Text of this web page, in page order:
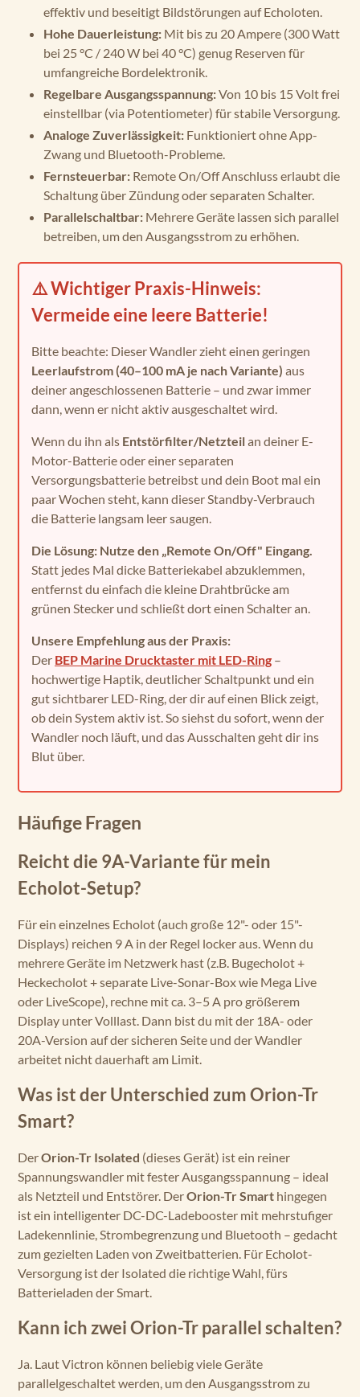
effektiv und beseitigt Bildstörungen auf Echoloten.
Hohe Dauerleistung: Mit bis zu 20 Ampere (300 Watt
bei 25 °C / 240 W bei 40 °C) genug Reserven für
umfangreiche Bordelektronik.
Regelbare Ausgangsspannung:Von 10 bis 15 Volt frei
einstellbar (via Potentiometer) für stabile Versorgung.
Analoge Zuverlässigkeit: Funktioniert ohne App-
Zwang und Bluetooth-Probleme.
Fernsteuerbar: Remote On/Off Anschluss erlaubt die
Schaltung über Zündung oder separaten Schalter.
Parallelschaltbar: Mehrere Geräte lassen sich parallel
betreiben, um den Ausgangsstrom zu erhöhen.
⚠️ Wichtiger Praxis-Hinweis:
Vermeide eine leere Batterie!
Bitte beachte: Dieser Wandler zieht einen geringen
Leerlaufstrom (40–100 mA je nach Variante) aus
deiner angeschlossenen Batterie – und zwar immer
dann, wenn er nicht aktiv ausgeschaltet wird.
Wenn du ihn als Entstörfilter/Netzteilan deiner E-
Motor-Batterie oder einer separaten
Versorgungsbatterie betreibst und dein Boot mal ein
paar Wochen steht, kann dieser Standby-Verbrauch
die Batterie langsam leer saugen.
Die Lösung: Nutze den „Remote On/Off" Eingang.
Statt jedes Mal dicke Batteriekabel abzuklemmen,
entfernst du einfach die kleine Drahtbrücke am
grünen Stecker und schließt dort einen Schalter an.
Unsere Empfehlung aus der Praxis:
Der BEP Marine Drucktaster mit LED-Ring –
hochwertige Haptik, deutlicher Schaltpunkt und ein
gut sichtbarer LED-Ring, der dir auf einen Blick zeigt,
ob dein System aktiv ist. So siehst du sofort, wenn der
Wandler noch läuft, und das Ausschalten geht dir ins
Blut über.
Häufige Fragen
Reicht die 9A-Variante für mein
Echolot-Setup?
Für ein einzelnes Echolot (auch große 12"- oder 15"-
Displays) reichen 9 A in der Regel locker aus. Wenn du
mehrere Geräte im Netzwerk hast (z.B. Bugecholot +
Heckecholot + separate Live-Sonar-Box wie Mega Live
oder LiveScope), rechne mit ca. 3–5 A pro größerem
Display unter Volllast. Dann bist du mit der 18A- oder
20A-Version auf der sicheren Seite und der Wandler
arbeitet nicht dauerhaft am Limit.
Was ist der Unterschied zum Orion-Tr
Smart?
DerOrion-Tr Isolated (dieses Gerät) ist ein reiner
Spannungswandler mit fester Ausgangsspannung – ideal
als Netzteil und Entstörer. DerOrion-Tr Smart hingegen
ist ein intelligenter DC-DC-Ladebooster mit mehrstufiger
Ladekennlinie, Strombegrenzung und Bluetooth – gedacht
zum gezielten Laden von Zweitbatterien. Für Echolot-
Versorgung ist der Isolated die richtige Wahl, fürs
Batterieladen der Smart.
Kann ich zwei Orion-Tr parallel schalten?
Ja. Laut Victron können beliebig viele Geräte
parallelgeschaltet werden, um den Ausgangsstrom zu